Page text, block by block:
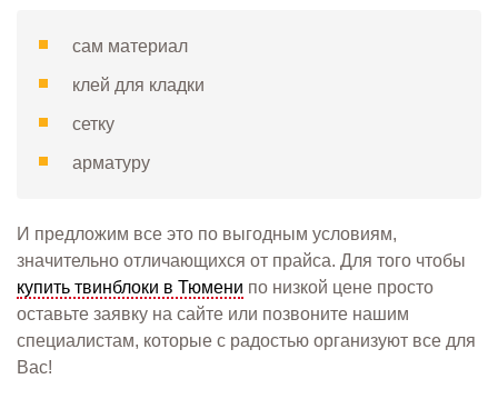
сам материал
клей для кладки
сетку
арматуру
И предложим все это по выгодным условиям,
значительно отличающихся от прайса. Для того чтобы
купить твинблоки в Тюмени по низкой цене просто
оставьте заявку на сайте или позвоните нашим
специалистам, которые с радостью организуют все для
Вас!